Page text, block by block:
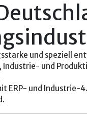
und speziell
und
ERP- und
.